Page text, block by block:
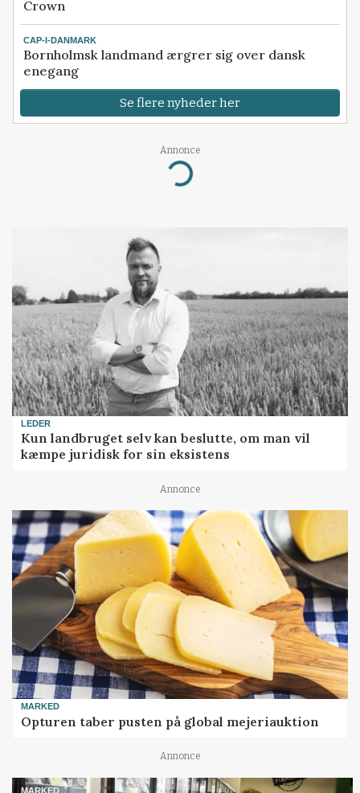
Crown
CAP-I-DANMARK
Bornholmsk landmand ærgrer sig over dansk
enegang
Se flere nyheder her
Annonce
Loading...
LEDER
Kun landbruget selv kan beslutte, om man vil
kæmpe juridisk for sin eksistens
Annonce
MARKED
Opturen taber pusten på global mejeriauktion
Annonce
MARKED